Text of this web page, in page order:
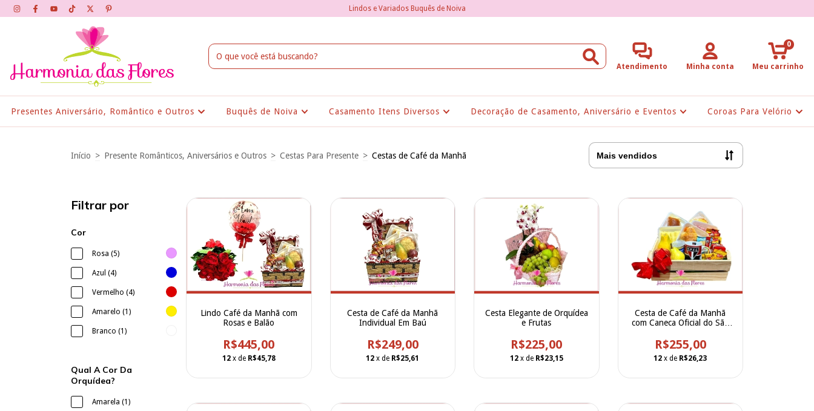
Lindos e Variados Buquês de Noiva
Atendimento Minha conta Meu carrinho
0
Presentes Aniversário, Romântico e Outros Buquês de Noiva Casamento Itens Diversos Decoração de Casamento, Aniversário e Eventos Coroas Para Velório
Início > Presente Românticos, Aniversários e Outros > Cestas Para Presente > Cestas de Café da Manhã
Filtrar por
Cor
Rosa (5)
Azul (4)
Vermelho (4)
Amarelo (1)
Branco (1)
Qual A Cor Da
Orquídea?
Amarela (1)
Lindo Café da Manhã com
Rosas e Balão
R$445,00
12 x de R$45,78
Cesta de Café da Manhã
Individual Em Baú
R$249,00
12 x de R$25,61
Cesta Elegante de Orquídea
e Frutas
R$225,00
12 x de R$23,15
Cesta de Café da Manhã
com Caneca Oficial do São
R$255,00
12 x de R$26,23